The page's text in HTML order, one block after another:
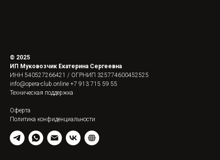
© 2025
ИП Муковозчик Екатерина Сергеевна
ИНН 540527266421 / ОГРНИП 325774600452525
info@opera-club.online +7 913 715 59 55
Техническая поддержка
Оферта
Политика конфиденциальности